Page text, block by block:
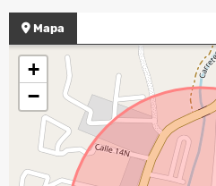
Mapa
+
−